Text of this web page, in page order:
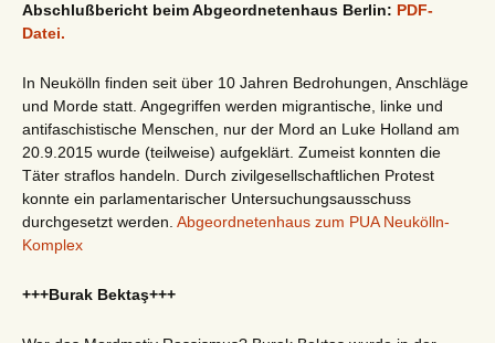
Abschlußbericht beim Abgeordnetenhaus Berlin: PDF-
Datei.
In Neukölln finden seit über 10 Jahren Bedrohungen, Anschläge
und Morde statt. Angegriffen werden migrantische, linke und
antifaschistische Menschen, nur der Mord an Luke Holland am
20.9.2015 wurde (teilweise) aufgeklärt. Zumeist konnten die
Täter straflos handeln. Durch zivilgesellschaftlichen Protest
konnte ein parlamentarischer Untersuchungsausschuss
durchgesetzt werden. Abgeordnetenhaus zum PUA Neukölln-
Komplex
+++Burak Bektaş+++